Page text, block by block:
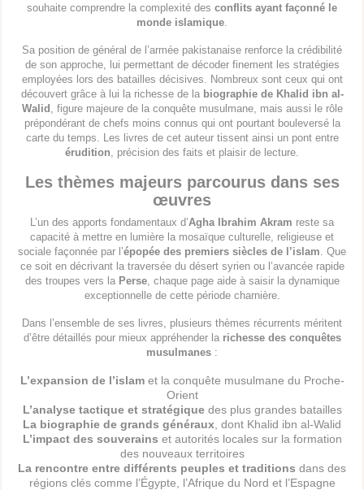
souhaite comprendre la complexité des conflits ayant façonné le
monde islamique
Sa position de général de l’armée pakistanaise renforce la crédibilité
de son approche, lui permettant de décoder finement les stratégies
employées lors des batailles décisives. Nombreux sont ceux qui ont
découvert grâce à lui la richesse de la biographie de Khalid ibn al-
Walid , figure majeure de la conquête musulmane, mais aussi le rôle
prépondérant de chefs moins connus qui ont pourtant bouleversé la
carte du temps. Les livres de cet auteur tissent ainsi un pont entre
érudition , précision des faits et plaisir de lecture.
Les thèmes majeurs parcourus dans ses
œuvres
L’un des apports fondamentaux d’Agha Ibrahim Akram reste sa
capacité à mettre en lumière la mosaïque culturelle, religieuse et
sociale façonnée par l’épopée des premiers siècles de l’islam . Que
ce soit en décrivant la traversée du désert syrien ou l’avancée rapide
des troupes vers la Perse, chaque page aide à saisir la dynamique
exceptionnelle de cette période charnière.
Dans l’ensemble de ses livres, plusieurs thèmes récurrents méritent
d’être détaillés pour mieux appréhender la richesse des conquêtes
musulmanes :
L’expansion de l’islamet la conquête musulmane du Proche-
Orient
L’analyse tactique et stratégiquedes plus grandes batailles
La biographie de grands généraux , dont Khalid ibn al-Walid
L’impact des souverains et autorités locales sur la formation
des nouveaux territoires
La rencontre entre différents peuples et traditions dans des
régions clés comme l’Égypte, l’Afrique du Nord et l’Espagne